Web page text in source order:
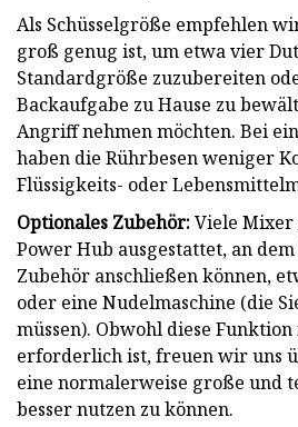
Als Schüsselgröße empfehlen
groß genug ist, um etwa vier
Standardgröße zuzubereiten
Backaufgabe zu Hause zu
Angriff nehmen möchten. Bei
haben die Rührbesen weniger
Flüssigkeits- oder
Optionales Zubehör:Viele
Power Hub ausgestattet, an dem
Zubehör anschließen können,
oder eine Nudelmaschine (die
müssen). Obwohl diese
erforderlich ist, freuen wir uns
eine normalerweise große und
besser nutzen zu können.